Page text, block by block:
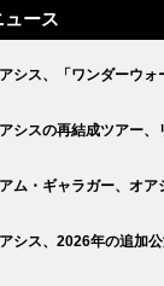
ュース
シス、「ワンダーウ
シスの再結成ツアー
ム・ギャラガー、オ
シス、2026年の追加